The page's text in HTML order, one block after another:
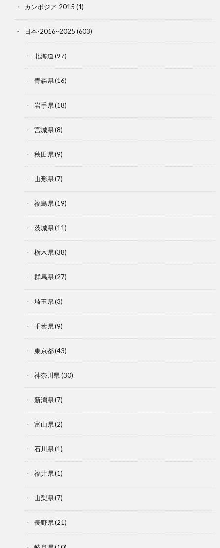
カンボジア-2015 (1)
日本-2016~2025 (603)
北海道 (97)
青森県(16)
岩手県(18)
宮城県(8)
秋田県(9)
山形県(7)
福島県(19)
茨城県(11)
栃木県(38)
群馬県(27)
埼玉県(3)
千葉県(9)
東京都(43)
神奈川県(30)
新潟県(7)
富山県(2)
石川県(1)
福井県(1)
山梨県(7)
長野県(21)